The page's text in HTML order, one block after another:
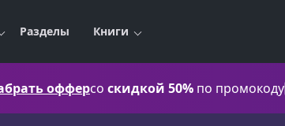
Разделы Книги
офферсо скидкой 50% по промокоду